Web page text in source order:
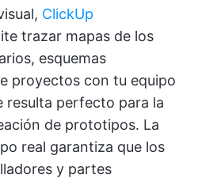
ClickUp
trazar mapas de los
esquemas
proyectos con tu equipo
resulta perfecto para la
de prototipos. La
real garantiza que los
y partes